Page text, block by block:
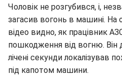
Чоловік не розгубився, і,
загасив вогонь в машині. На
відео видно, як працівник
пошкодження від вогню. Він
лічені секунди локалізував
під капотом машини.